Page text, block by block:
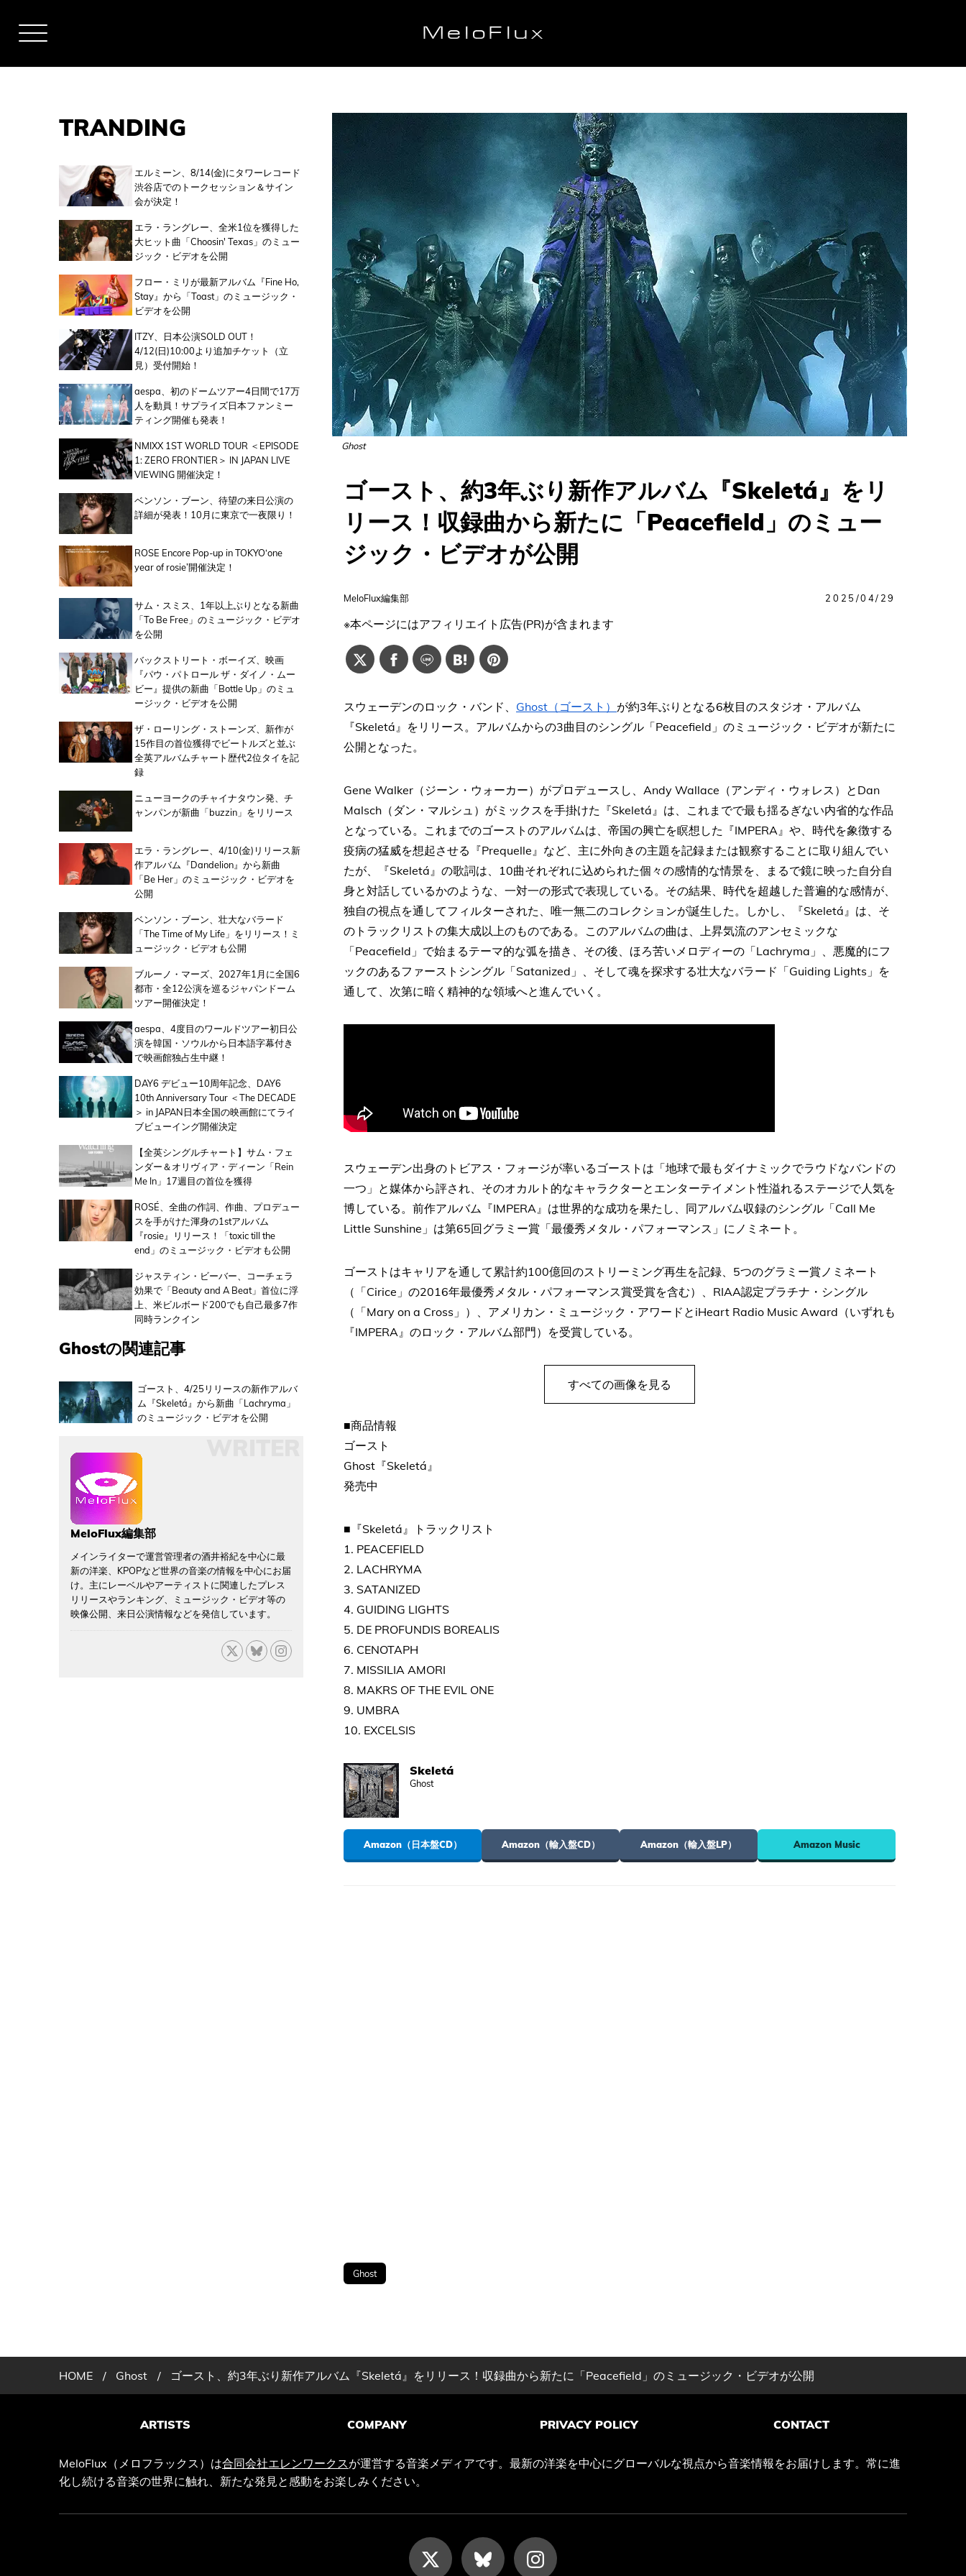
Ghost
ゴースト、約3年ぶり新作アルバム『Skeletá』をリ
リース！収録曲から新たに「Peacefield」のミュー
ジック・ビデオが公開
MeloFlux編集部 2025/04/29
※本ページにはアフィリエイト広告(PR)が含まれます
スウェーデンのロック・バンド、 Ghost（ゴースト） が約3年ぶりとなる6枚目のスタジオ・アルバム
『Skeletá』をリリース。アルバムからの3曲目のシングル「Peacefield」のミュージック・ビデオが新たに
公開となった。
Gene Walker（ジーン・ウォーカー）がプロデュースし、Andy Wallace（アンディ・ウォレス）とDan
Malsch（ダン・マルシュ）がミックスを手掛けた『Skeletá』は、これまでで最も揺るぎない内省的な作品
となっている。これまでのゴーストのアルバムは、帝国の興亡を瞑想した『IMPERA』や、時代を象徴する
疫病の猛威を想起させる『Prequelle』など、主に外向きの主題を記録または観察することに取り組んでい
たが、『Skeletá』の歌詞は、10曲それぞれに込められた個々の感情的な情景を、まるで鏡に映った自分自
身と対話しているかのような、一対一の形式で表現している。その結果、時代を超越した普遍的な感情が、
独自の視点を通してフィルターされた、唯一無二のコレクションが誕生した。しかし、『Skeletá』は、そ
のトラックリストの集大成以上のものである。このアルバムの曲は、上昇気流のアンセミックな
「Peacefield」で始まるテーマ的な弧を描き、その後、ほろ苦いメロディーの「Lachryma」、悪魔的にフ
ックのあるファーストシングル「Satanized」、そして魂を探求する壮大なバラード「Guiding Lights」を
通して、次第に暗く精神的な領域へと進んでいく。
スウェーデン出身のトビアス・フォージが率いるゴーストは「地球で最もダイナミックでラウドなバンドの
一つ」と媒体から評され、そのオカルト的なキャラクターとエンターテイメント性溢れるステージで人気を
博している。前作アルバム『IMPERA』は世界的な成功を果たし、同アルバム収録のシングル「Call Me
Little Sunshine」は第65回グラミー賞「最優秀メタル・パフォーマンス」にノミネート。
ゴーストはキャリアを通して累計約100億回のストリーミング再生を記録、5つのグラミー賞ノミネート
（「Cirice」の2016年最優秀メタル・パフォーマンス賞受賞を含む）、RIAA認定プラチナ・シングル
（「Mary on a Cross」）、アメリカン・ミュージック・アワードとiHeart Radio Music Award（いずれも
『IMPERA』のロック・アルバム部門）を受賞している。
すべての画像を見る
■商品情報
ゴースト
Ghost『Skeletá』
発売中
■『Skeletá』トラックリスト
1. PEACEFIELD
2. LACHRYMA
3. SATANIZED
4. GUIDING LIGHTS
5. DE PROFUNDIS BOREALIS
6. CENOTAPH
7. MISSILIA AMORI
8. MAKRS OF THE EVIL ONE
9. UMBRA
10. EXCELSIS
Skeletá
Ghost
Amazon（日本盤CD） Amazon（輸入盤CD） Amazon（輸入盤LP） Amazon Music
Ghost
TRANDING
エルミーン、8/14(金)にタワーレコード
渋谷店でのトークセッション＆サイン
会が決定！
エラ・ラングレー、全米1位を獲得した
大ヒット曲「Choosin' Texas」のミュー
ジック・ビデオを公開
フロー・ミリが最新アルバム『Fine Ho,
Stay』から「Toast」のミュージック・
ビデオを公開
ITZY、日本公演SOLD OUT！
4/12(日)10:00より追加チケット（立
見）受付開始！
aespa、初のドームツアー4日間で17万
人を動員！サプライズ日本ファンミー
ティング開催も発表！
NMIXX 1ST WORLD TOUR ＜EPISODE
1: ZERO FRONTIER＞ IN JAPAN LIVE
VIEWING 開催決定！
ベンソン・ブーン、待望の来日公演の
詳細が発表！10月に東京で一夜限り！
ROSE Encore Pop-up in TOKYO‘one
year of rosie’開催決定！
サム・スミス、1年以上ぶりとなる新曲
「To Be Free」のミュージック・ビデオ
を公開
バックストリート・ボーイズ、映画
『パウ・パトロール ザ・ダイノ・ムー
ビー』提供の新曲「Bottle Up」のミュ
ージック・ビデオを公開
ザ・ローリング・ストーンズ、新作が
15作目の首位獲得でビートルズと並ぶ
全英アルバムチャート歴代2位タイを記
録
ニューヨークのチャイナタウン発、チ
ャンパンが新曲「buzzin」をリリース
エラ・ラングレー、4/10(金)リリース新
作アルバム『Dandelion』から新曲
「Be Her」のミュージック・ビデオを
公開
ベンソン・ブーン、壮大なバラード
「The Time of My Life」をリリース！ミ
ュージック・ビデオも公開
ブルーノ・マーズ、2027年1月に全国6
都市・全12公演を巡るジャパンドーム
ツアー開催決定！
aespa、4度目のワールドツアー初日公
演を韓国・ソウルから日本語字幕付き
で映画館独占生中継！
DAY6 デビュー10周年記念、DAY6
10th Anniversary Tour ＜The DECADE
＞ in JAPAN日本全国の映画館にてライ
ブビューイング開催決定
【全英シングルチャート】サム・フェ
ンダー＆オリヴィア・ディーン「Rein
Me In」17週目の首位を獲得
ROSÉ、全曲の作詞、作曲、プロデュー
スを手がけた渾身の1stアルバム
『rosie』リリース！「toxic till the
end」のミュージック・ビデオも公開
ジャスティン・ビーバー、コーチェラ
効果で「Beauty and A Beat」首位に浮
上、米ビルボード200でも自己最多7作
同時ランクイン
Ghostの関連記事
ゴースト、4/25リリースの新作アルバ
ム『Skeletá』から新曲「Lachryma」
のミュージック・ビデオを公開
MeloFlux編集部
メインライターで運営管理者の酒井裕紀を中心に最
新の洋楽、KPOPなど世界の音楽の情報を中心にお届
け。主にレーベルやアーティストに関連したプレス
リリースやランキング、ミュージック・ビデオ等の
映像公開、来日公演情報などを発信しています。
HOME / Ghost / ゴースト、約3年ぶり新作アルバム『Skeletá』をリリース！収録曲から新たに「Peacefield」のミュージック・ビデオが公開
ARTISTS COMPANY PRIVACY POLICY CONTACT
MeloFlux（メロフラックス）は合同会社エレンワークスが運営する音楽メディアです。最新の洋楽を中心にグローバルな視点から音楽情報をお届けします。常に進
化し続ける音楽の世界に触れ、新たな発見と感動をお楽しみください。